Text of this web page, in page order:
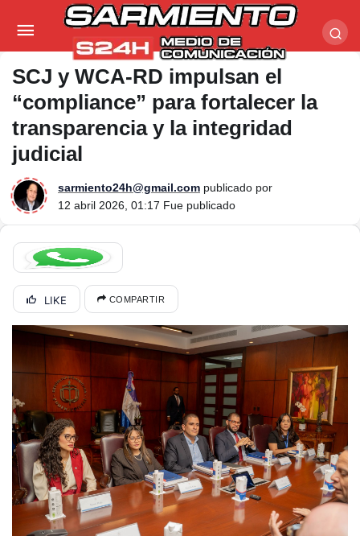
SCJ y WCA-RD impulsan el
“compliance” para fortalecer la
transparencia y la integridad
judicial
sarmiento24h@gmail.com publicado por
12 abril 2026, 01:17 Fue publicado
LIKE COMPARTIR
SCJ y WCA-RD impulsan el “compliance” para
fortalecer la transparencia y la integridad judicial